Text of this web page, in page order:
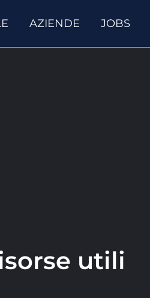
AZIENDE JOBS
utili